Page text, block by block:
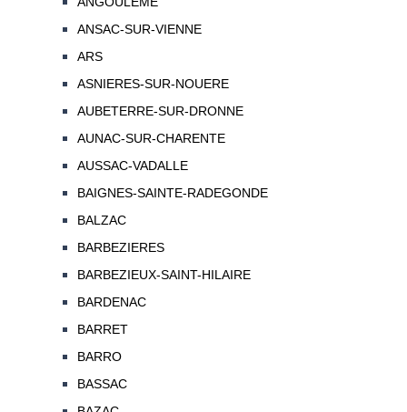
ANSAC-SUR-VIENNE
ARS
ASNIERES-SUR-NOUERE
AUBETERRE-SUR-DRONNE
AUNAC-SUR-CHARENTE
AUSSAC-VADALLE
BAIGNES-SAINTE-RADEGONDE
BALZAC
BARBEZIERES
BARBEZIEUX-SAINT-HILAIRE
BARDENAC
BARRET
BARRO
BASSAC